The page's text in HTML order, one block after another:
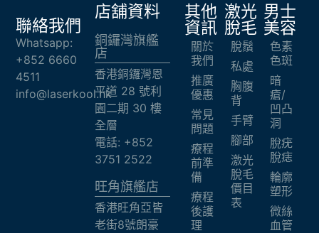
激光
脫毛
脫鬚
私處
胸腹
背
手臂
腳部
激光
脫毛
價目
表
男士
美容
色素
色斑
暗
瘡/
凹凸
洞
脫疣
脫痣
輪廓
塑形
微絲
血管
其他
資訊
關於
我們
推廣
優惠
常見
問題
療程
前準
備
療程
後護
理
店舖資料
銅鑼灣旗艦
店
香港銅鑼灣恩
平道 28 號利
園二期 30 樓
全層
電話: +852
3751 2522
旺角旗艦店​
香港旺角亞皆
老街8號朗豪
聯絡我們
Whatsapp:
+852 6660
4511
info@laserkool.hk